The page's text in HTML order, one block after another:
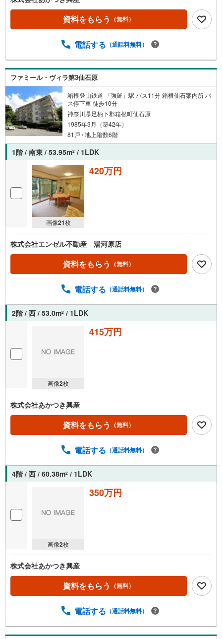
資料をもらう （無料）
電話する （通話料無料）
ファミール・ヴィラ第3仙石原
箱根登山鉄道 「強羅」駅 バス11分 箱根仙石案内所 バ
ス停下車 徒歩10分
神奈川県足柄下郡箱根町仙石原
1985年3月（築42年）
81戸 / 地上階数6階
1階 / 南東 / 53.95m2 / 1LDK
画像21枚
420万円
株式会社エンゼル不動産 湯河原店
資料をもらう （無料）
電話する （通話料無料）
2階 / 西 / 53.0m2 / 1LDK
画像2枚
415万円
株式会社あかつき興産
資料をもらう （無料）
電話する （通話料無料）
4階 / 西 / 60.38m2 / 1LDK
画像2枚
350万円
株式会社あかつき興産
資料をもらう （無料）
電話する （通話料無料）